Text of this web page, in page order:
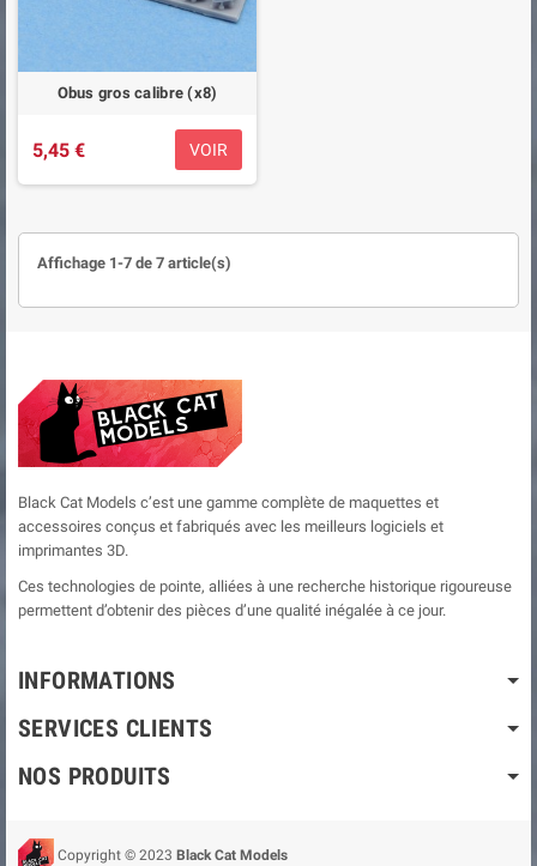
Obus gros calibre (x8)
5,45 € VOIR
Affichage 1-7 de 7 article(s)
Black Cat Models c’est une gamme complète de maquettes et
accessoires conçus et fabriqués avec les meilleurs logiciels et
imprimantes 3D.
Ces technologies de pointe, alliées à une recherche historique rigoureuse
permettent d’obtenir des pièces d’une qualité inégalée à ce jour.
INFORMATIONS
SERVICES CLIENTS
NOS PRODUITS
Copyright © 2023 Black Cat Models